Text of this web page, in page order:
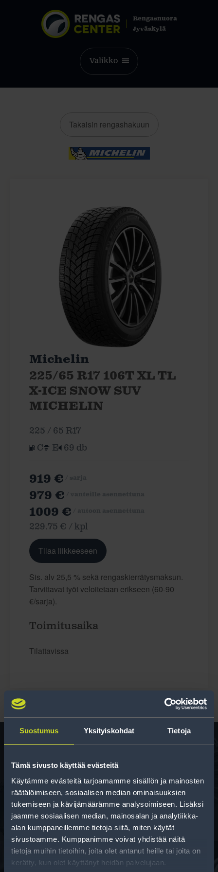
Suostumus Yksityiskohdat Tietoja
Tämä sivusto käyttää evästeitä
Käytämme evästeitä tarjoamamme sisällön ja mainosten
räätälöimiseen, sosiaalisen median ominaisuuksien
tukemiseen ja kävijämäärämme analysoimiseen. Lisäksi
jaamme sosiaalisen median, mainosalan ja analytiikka-
alan kumppaneillemme tietoja siitä, miten käytät
sivustoamme. Kumppanimme voivat yhdistää näitä
tietoja muihin tietoihin, joita olet antanut heille tai joita on
kerätty, kun olet käyttänyt heidän palvelujaan.
Rengasnuora
Jyväskylä
Valikko
Takaisin rengashakuun
Michelin
225/65 R17 106T XL TL
X-ICE SNOW SUV
MICHELIN
225 / 65 R17
C
E 69 db
919 €
979 €
1009 €
229.75 € / kpl
Tilaa liikkeeseen
Sis. alv 25,5 % sekä rengaskierrätysmaksun.
Tarvittavat työt veloitetaan erikseen (60-90
€/sarja).
Toimitusaika
Tilattavissa
Rengas­laskuri
Auttaa sinua valitsemaan oikean kokoisen renkaan,
kun vaihdat rengaskokoa.